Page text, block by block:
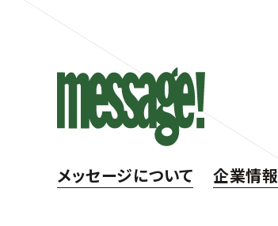
メッセージについて 企業情報